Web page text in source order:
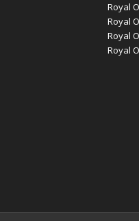
Royal
Royal
Royal
Royal